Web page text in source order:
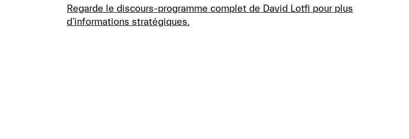
Regarde le discours-programme complet de David Lotfi pour plus
d’informations stratégiques.